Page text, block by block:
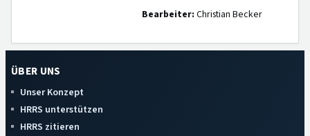
Bearbeiter: Christian Becker
ÜBER UNS
Unser Konzept
HRRS unterstützen
HRRS zitieren